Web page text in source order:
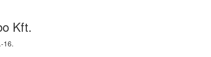
Kft.
16.